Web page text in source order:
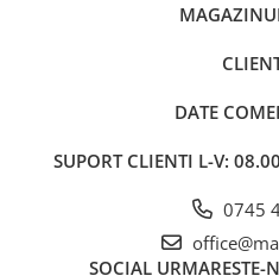
DATE
SUPORT CLIENTI L-V:
0745
SOCIAL URMARESTE-